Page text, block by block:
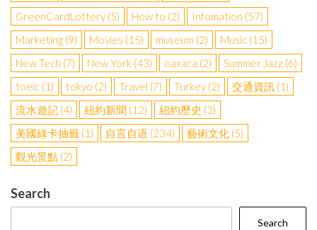
GreenCardLottery (5) How to (2) Infomation (57)
Marketing (9) Movies (15) museum (2) Music (15)
New Tech (7) New York (43) oaxaca (2) Summer Jazz (6)
toeic (1) tokyo (2) Travel (7) Turkey (2) 交通資訊 (1)
流水遊記 (4) 紐約新聞 (12) 紐約歷史 (3)
美國綠卡抽籤 (1) 自言自语 (234) 藝術文化 (5)
觀光景點 (2)
Search
Search